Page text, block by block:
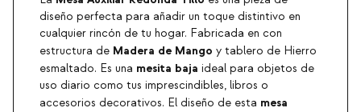
diseño perfecta para añadir un toque distintivo en
cualquier rincón de tu hogar. Fabricada en con
estructura de Madera de Mango y tablero de Hierro
esmaltado. Es una mesita baja ideal para objetos de
uso diario como tus imprescindibles, libros o
accesorios decorativos. El diseño de esta mesa